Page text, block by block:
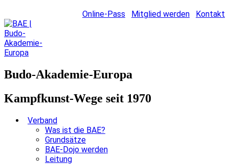
Online-Pass Mitglied werden Kontakt
Budo-Akademie-Europa
Kampfkunst-Wege seit 1970
Verband
Was ist die BAE?
Grundsätze
BAE-Dojo werden
Leitung